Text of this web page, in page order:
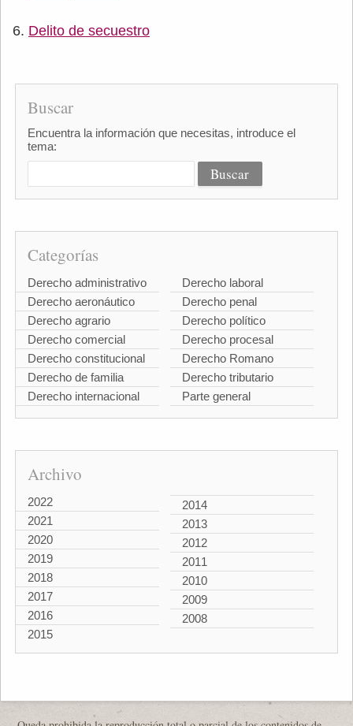
Delito de secuestro
Buscar
Encuentra la información que necesitas, introduce el
tema:
Categorías
Derecho administrativo
Derecho aeronáutico
Derecho agrario
Derecho comercial
Derecho constitucional
Derecho de familia
Derecho internacional
Derecho laboral
Derecho penal
Derecho político
Derecho procesal
Derecho Romano
Derecho tributario
Parte general
Archivo
2022
2021
2020
2019
2018
2017
2016
2015
2014
2013
2012
2011
2010
2009
2008